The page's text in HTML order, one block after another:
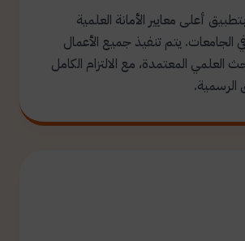
أعلى معايير الأمانة العلمية
الجامعات. يتم تنفيذ جميع الأعمال
المعتمدة، مع الالتزام الكامل
الرسمية.